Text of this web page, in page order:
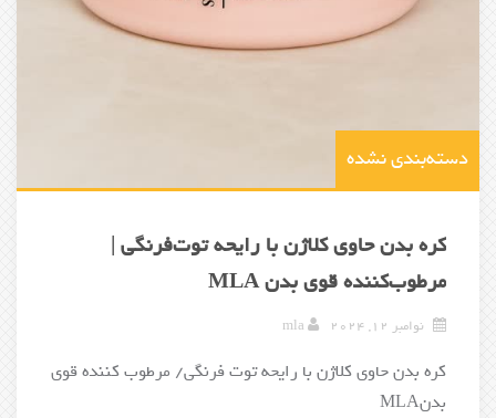
دسته‌بندی نشده
کره بدن حاوی کلاژن با رایحه توت‌فرنگی |
مرطوب‌کننده قوی بدن MLA
نوامبر 12, 2024 mla
کره بدن حاوی کلاژن با رایحه توت فرنگی/ مرطوب کننده قوی
بدنMLA